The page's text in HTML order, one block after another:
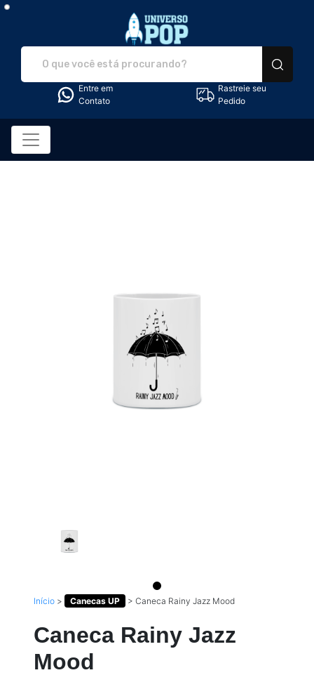
Entre em
Contato
Rastreie seu
Pedido
Início > Canecas UP > Caneca Rainy Jazz Mood
Caneca Rainy Jazz
Mood